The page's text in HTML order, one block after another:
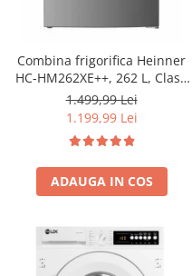
Combina frigorifica Heinner
HC-HM262XE++, 262 L, Clasa
E, Control electronic,
Iluminare LED, 180 cm, Inox
1.499,99 Lei
1.199,99 Lei
ADAUGA IN COS